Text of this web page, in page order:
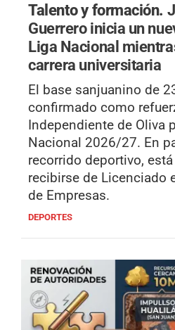
Talento y formación.
Guerrero inicia un
Liga Nacional
carrera universitaria
El base sanjuanino de
confirmado como
Independiente de Oliva
Nacional 2026/27. En
recorrido deportivo,
recibirse de Licenciado
de Empresas.
DEPORTES